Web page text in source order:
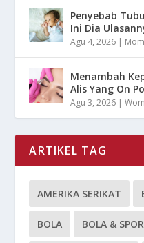
Penyebab
Ini Dia
Agu 4, 2026 | Mom
Menambah
Alis Yang On
Agu 3, 2026 |
ARTIKEL TAG
AMERIKA SERIKAT
BOLA BOLA &